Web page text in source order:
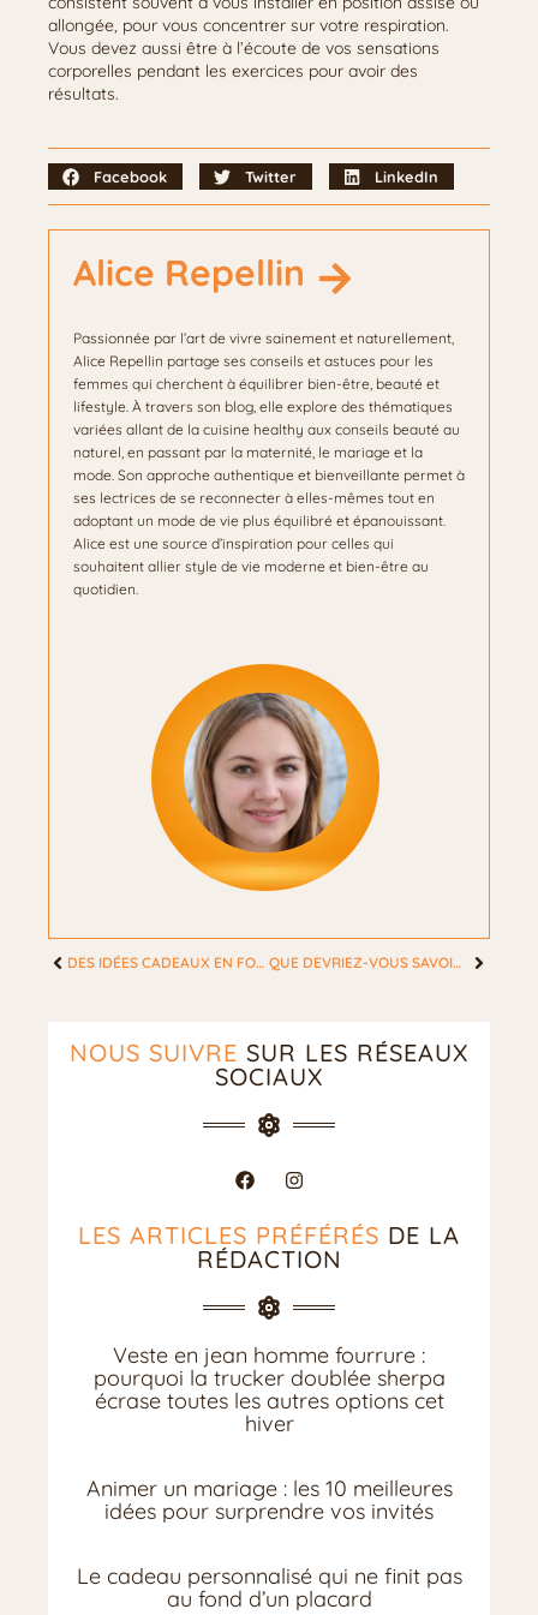
allongée, pour vous concentrer sur votre respiration.
Vous devez aussi être à l’écoute de vos sensations
corporelles pendant les exercices pour avoir des
résultats.
Facebook Twitter LinkedIn
Alice Repellin
Passionnée par l’art de vivre sainement et naturellement,
Alice Repellin partage ses conseils et astuces pour les
femmes qui cherchent à équilibrer bien-être, beauté et
lifestyle. À travers son blog, elle explore des thématiques
variées allant de la cuisine healthy aux conseils beauté au
naturel, en passant par la maternité, le mariage et la
mode. Son approche authentique et bienveillante permet à
ses lectrices de se reconnecter à elles-mêmes tout en
adoptant un mode de vie plus équilibré et épanouissant.
Alice est une source d’inspiration pour celles qui
souhaitent allier style de vie moderne et bien-être au
quotidien.
DES IDÉES CADEAUX EN FONCTION DE L’ÉVÉNEMENT QUE DEVRIEZ-VOUS SAVOIR SUR LES CHAÎNES DE CORPS?
NOUS SUIVRE SUR LES RÉSEAUX
SOCIAUX
LES ARTICLES PRÉFÉRÉS DE LA
RÉDACTION
Veste en jean homme fourrure :
pourquoi la trucker doublée sherpa
écrase toutes les autres options cet
hiver
Animer un mariage : les 10 meilleures
idées pour surprendre vos invités
Le cadeau personnalisé qui ne finit pas
au fond d’un placard